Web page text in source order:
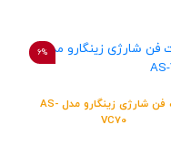
6%
جت فن شارژی زینگارو مدل AS-
VC70